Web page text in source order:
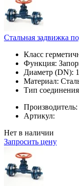
Стальная задвижка
Класс
Функция:
Диаметр (DN):
Материал:
Тип
Производитель:
Артикул:
Нет в наличии
Запросить цену